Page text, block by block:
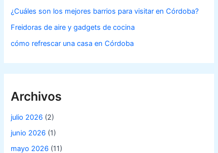
¿Cuáles son los mejores barrios para visitar en Córdoba?
Freidoras de aire y gadgets de cocina
cómo refrescar una casa en Córdoba
Archivos
julio 2026 (2)
junio 2026 (1)
mayo 2026 (11)